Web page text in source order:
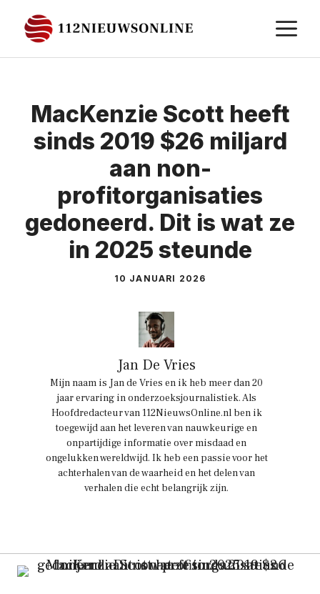
naar
de
MacKenzie Scott heeft
sinds 2019 $26 miljard
aan non-
profitorganisaties
gedoneerd. Dit is wat ze
in 2025 steunde
10 JANUARI 2026
Jan De Vries
Mijn naam is Jan de Vries en ik heb meer dan 20
jaar ervaring in onderzoeksjournalistiek. Als
Hoofdredacteur van 112NieuwsOnline.nl ben ik
toegewijd aan het leveren van nauwkeurige en
onpartijdige informatie over misdaad en
ongelukken wereldwijd. Ik heb een passie voor het
achterhalen van de waarheid en het delen van
verhalen die echt belangrijk zijn.